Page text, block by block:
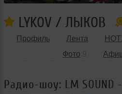
LYKOV / ЛЫКОВ
Профиль Лента
Фото
Радио-шоу: LM SOUND